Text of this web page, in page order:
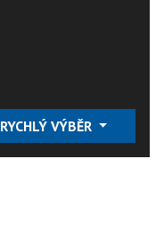
RYCHLÝ VÝBĚR